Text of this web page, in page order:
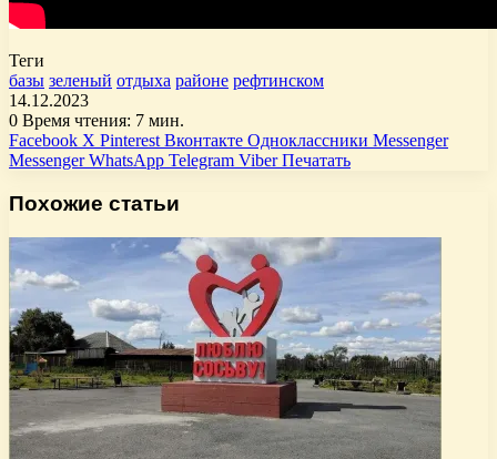
Теги
базы зеленый отдыха районе рефтинском
14.12.2023
0 Время чтения: 7 мин.
Facebook X Pinterest Вконтакте Одноклассники Messenger
Messenger WhatsApp Telegram Viber Печатать
Похожие статьи